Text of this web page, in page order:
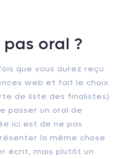
oral ?
que vous aurez reçu
web et fait le choix
de liste des finalistes)
passer un oral de
ici est de ne pas
la même chose
écrit, mais plutôt un